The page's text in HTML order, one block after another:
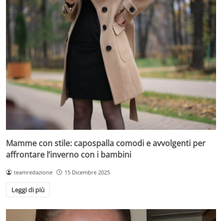
Mamme con stile: capospalla comodi e avvolgenti per
affrontare l’inverno con i bambini
teamredazione 15 Dicembre 2025
Leggi di più